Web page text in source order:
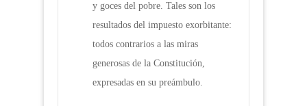
y goces del pobre. Tales son los
resultados del impuesto exorbitante:
todos contrarios a las miras
generosas de la Constitución,
expresadas en su preámbulo.